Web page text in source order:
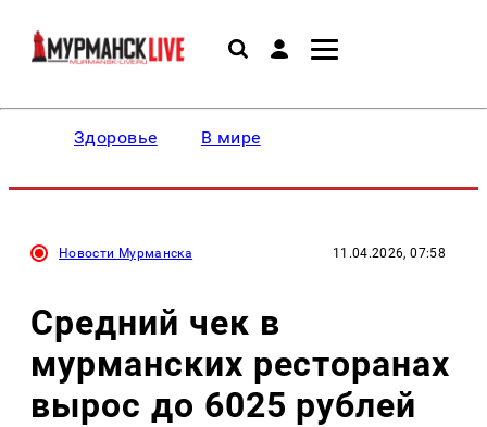
Здоровье В мире
Новости Мурманска 11.04.2026, 07:58
Средний чек в
мурманских ресторанах
вырос до 6025 рублей